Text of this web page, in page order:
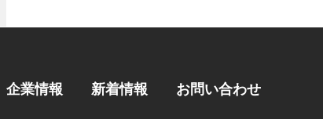
企業情報 新着情報 お問い合わせ